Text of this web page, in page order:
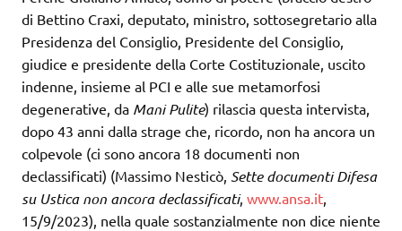
di Bettino Craxi, deputato, ministro, sottosegretario alla
Presidenza del Consiglio, Presidente del Consiglio,
giudice e presidente della Corte Costituzionale, uscito
indenne, insieme al PCI e alle sue metamorfosi
degenerative, da Mani Pulite) rilascia questa intervista,
dopo 43 anni dalla strage che, ricordo, non ha ancora un
colpevole (ci sono ancora 18 documenti non
declassificati) (Massimo Nesticò, Sette documenti Difesa
su Ustica non ancora declassificati, www.ansa.it,
15/9/2023), nella quale sostanzialmente non dice niente